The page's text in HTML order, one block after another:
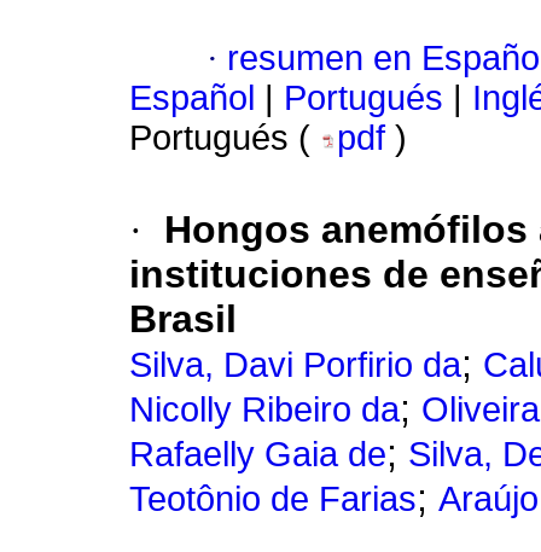
· resumen en
Español
Portugués
Portugués (
pdf )
·
Hongos
instituciones de
Brasil
Silva, Davi Porfirio da;
Nicolly Ribeiro da;
Rafaelly Gaia de; Silva,
Teotônio de Farias;